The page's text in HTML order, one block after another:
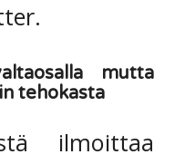
mutta
tehokasta
ilmoittaa